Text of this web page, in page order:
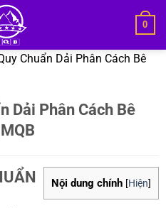
0
Chuẩn Dải Phân Cách Bê
Dải Phân Cách Bê
Nội dung chính [Hiện]